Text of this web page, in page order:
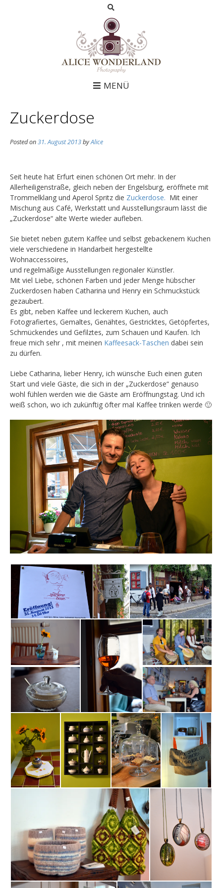
MENÜ
Zuckerdose
Posted on31. August 2013byAlice
Seit heute hat Erfurt einen schönen Ort mehr. In der
Allerheiligenstraße, gleich neben der Engelsburg, eröffnete mit
Trommelklang und Aperol Spritz die Zuckerdose. Mit einer
Mischung aus Café, Werkstatt und Ausstellungsraum lässt die
„Zuckerdose“ alte Werte wieder aufleben.
Sie bietet neben gutem Kaffee und selbst gebackenem Kuchen
viele verschiedene in Handarbeit hergestellte
Wohnaccessoires,
und regelmäßige Ausstellungen regionaler Künstler.
Mit viel Liebe, schönen Farben und jeder Menge hübscher
Zuckerdosen haben Catharina und Henry ein Schmuckstück
gezaubert.
Es gibt, neben Kaffee und leckerem Kuchen, auch
Fotografiertes, Gemaltes, Genähtes, Gestricktes, Getöpfertes,
Schmückendes und Gefilztes, zum Schauen und Kaufen. Ich
freue mich sehr , mit meinen Kaffeesack-Taschen dabei sein
zu dürfen.
Liebe Catharina, lieber Henry, ich wünsche Euch einen guten
Start und viele Gäste, die sich in der „Zuckerdose“ genauso
wohl fühlen werden wie die Gäste am Eröffnungstag. Und ich
weiß schon, wo ich zukünftig öfter mal Kaffee trinken werde 🙂